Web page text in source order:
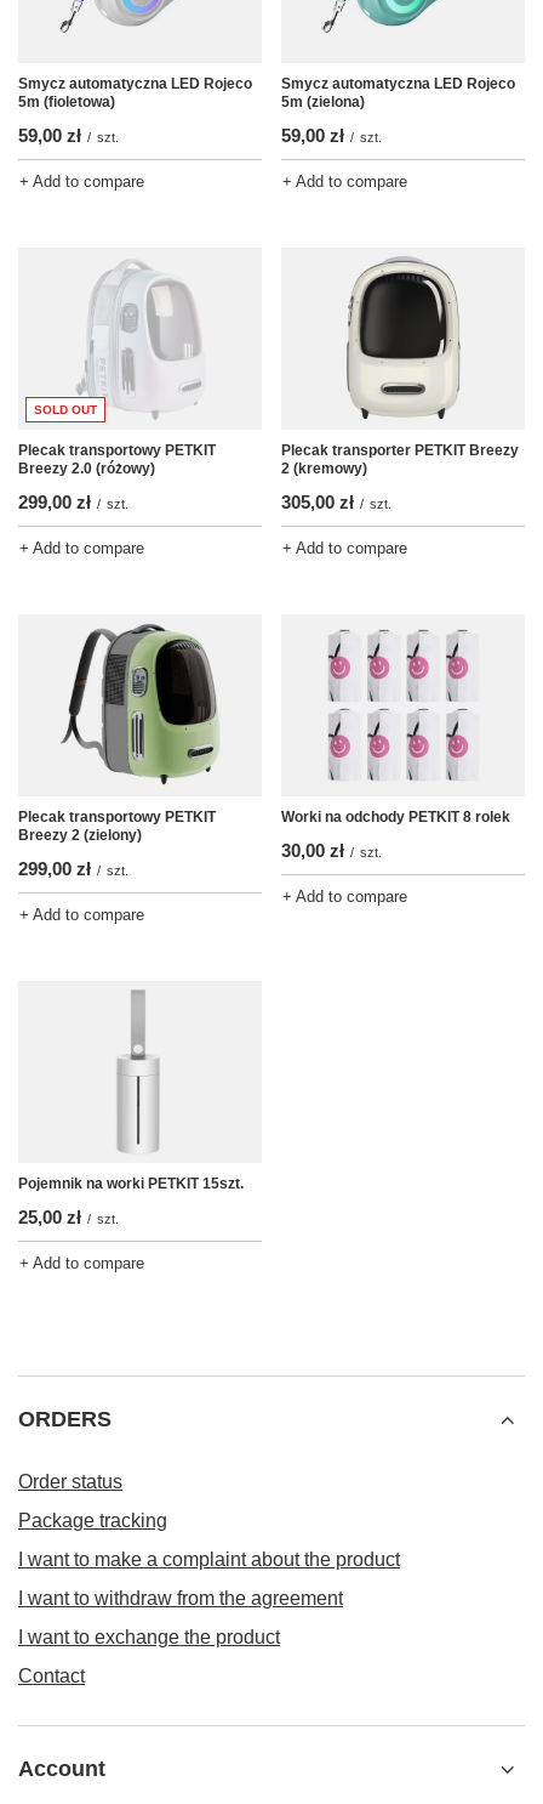
Smycz automatyczna LED Rojeco
5m (fioletowa)
59,00 zł / szt.
+ Add to compare
Smycz automatyczna LED Rojeco
5m (zielona)
59,00 zł / szt.
+ Add to compare
SOLD OUT
Plecak transportowy PETKIT
Breezy 2.0 (różowy)
299,00 zł / szt.
+ Add to compare
Plecak transporter PETKIT Breezy
2 (kremowy)
305,00 zł / szt.
+ Add to compare
Plecak transportowy PETKIT
Breezy 2 (zielony)
299,00 zł / szt.
+ Add to compare
Worki na odchody PETKIT 8 rolek
30,00 zł / szt.
+ Add to compare
Pojemnik na worki PETKIT 15szt.
25,00 zł / szt.
+ Add to compare
ORDERS
Order status
Package tracking
I want to make a complaint about the product
I want to withdraw from the agreement
I want to exchange the product
Contact
Account